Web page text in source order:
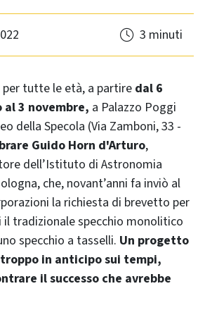
3 minuti
per tutte le età, a partire dal 6
3 novembre, a Palazzo Poggi
della Specola (Via Zamboni, 33 -
Guido Horn d'Arturo,
dell’Istituto di Astronomia
che, novant’anni fa inviò al
la richiesta di brevetto per
il tradizionale specchio monolitico
specchio a tasselli. Un progetto
in anticipo sui tempi,
il successo che avrebbe